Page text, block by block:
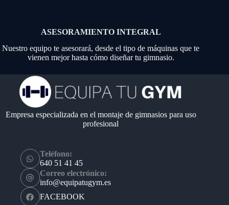
ASESORAMIENTO INTEGRAL
Nuestro equipo te asesorará, desde el tipo de máquinas que te
vienen mejor hasta cómo diseñar tu gimnasio.
Empresa especializada en el montaje de gimnasios para uso
profesional
Teléfono:
640 51 41 45
Correo electrónico:
info@equipatugym.es
FACEBOOK